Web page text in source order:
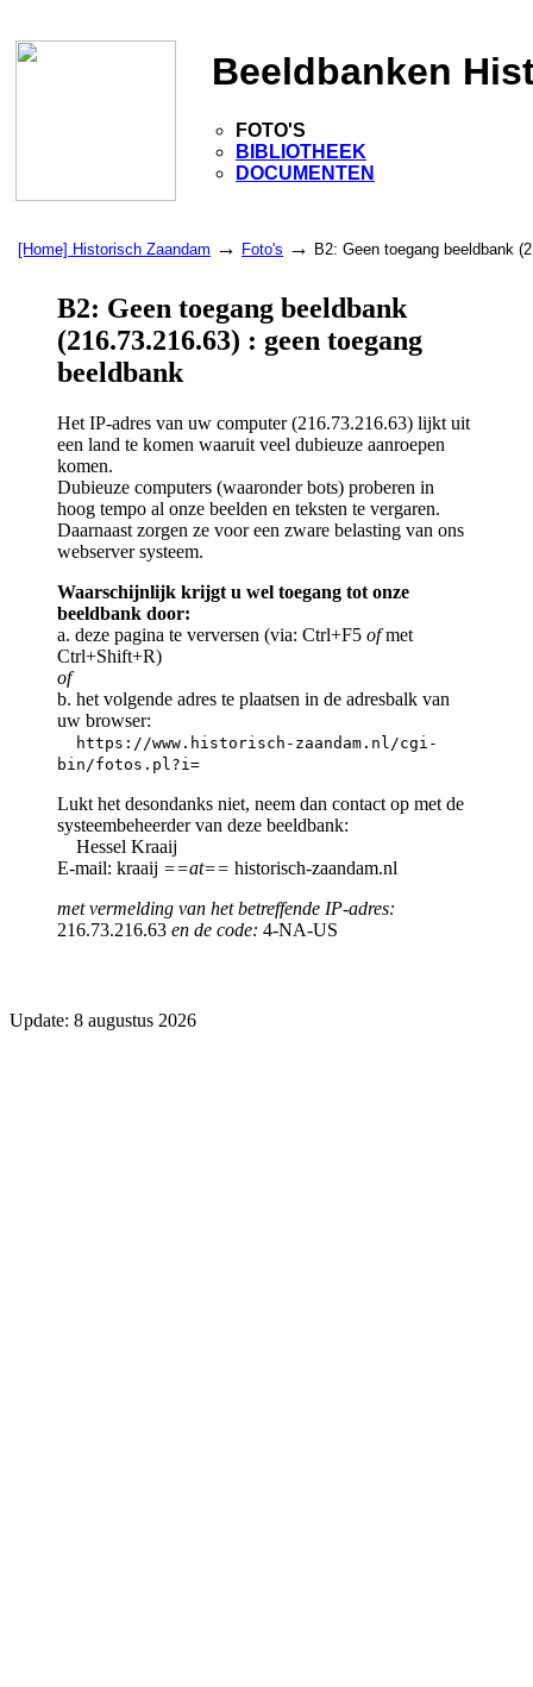
Beeldbanken
FOTO'S
BIBLIOTHEEK
DOCUMENTEN
[Home] Historisch Zaandam → Foto's → B2: Geen toegang beeldbank
B2: Geen toegang beeldbank
(216.73.216.63) : geen toegang
beeldbank
Het IP-adres van uw computer (216.73.216.63) lijkt uit
een land te komen waaruit veel dubieuze aanroepen
komen.
Dubieuze computers (waaronder bots) proberen in
hoog tempo al onze beelden en teksten te vergaren.
Daarnaast zorgen ze voor een zware belasting van ons
webserver systeem.
Waarschijnlijk krijgt u wel toegang tot onze
beeldbank door:
a. deze pagina te verversen (via: Ctrl+F5 ofmet
Ctrl+Shift+R)
of
b. het volgende adres te plaatsen in de adresbalk van
uw browser:
https://www.historisch-zaandam.nl/cgi-
bin/fotos.pl?i=
Lukt het desondanks niet, neem dan contact op met de
systeembeheerder van deze beeldbank:
Hessel Kraaij
E-mail: kraaij ==at== historisch-zaandam.nl
met vermelding van het betreffende IP-adres:
216.73.216.63 en de code: 4-NA-US
Update: 8 augustus 2026